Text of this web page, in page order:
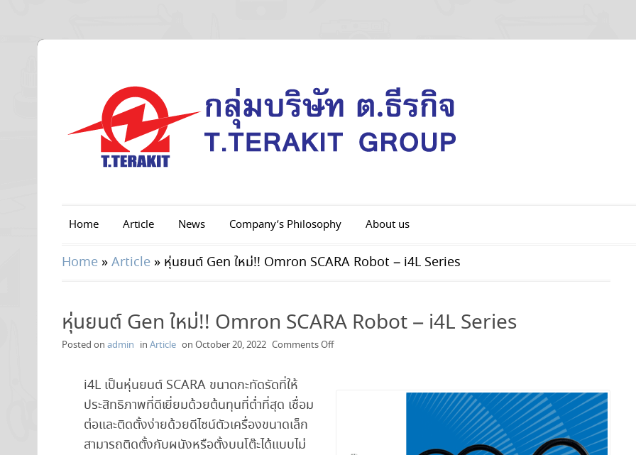
Home Article News Company’s Philosophy About us
Home »Article » หุ่นยนต์ Gen ใหม่!! Omron SCARA Robot – i4L Series
หุ่นยนต์ Gen ใหม่!! Omron SCARA Robot – i4L Series
Posted on admin in Article on October 20, 2022 Comments Offon
i4L เป็นหุ่นยนต์ SCARA ขนาดกะทัดรัดที่ให้
ประสิทธิภาพที่ดีเยี่ยมด้วยต้นทุนที่ต่ำที่สุด เชื่อม
ต่อและติดตั้งง่ายด้วยดีไซน์ตัวเครื่องขนาดเล็ก
สามารถติดตั้งกับผนังหรือตั้งบนโต๊ะได้แบบไม่